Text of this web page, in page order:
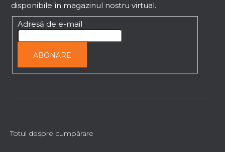
disponibile în magazinul nostru virtual.
Adresă de e-mail
ABONARE
Totul despre cumpărare